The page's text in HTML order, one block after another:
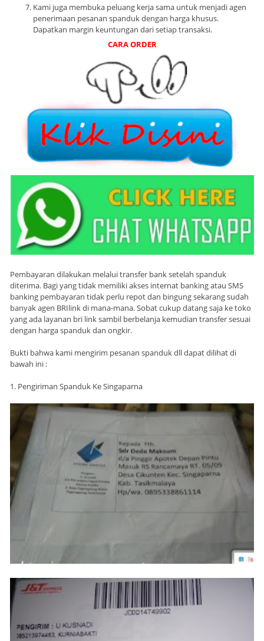
Kami juga membuka peluang kerja sama untuk menjadi agen
penerimaan pesanan spanduk dengan harga khusus.
Dapatkan margin keuntungan dari setiap transaksi.
CARA ORDER
Pembayaran dilakukan melalui transfer bank setelah spanduk
diterima. Bagi yang tidak memiliki akses internat banking atau SMS
banking pembayaran tidak perlu repot dan bingung sekarang sudah
banyak agen BRIlink di mana-mana. Sobat cukup datang saja ke toko
yang ada layanan bri link sambil berbelanja kemudian transfer sesuai
dengan harga spanduk dan ongkir.
Bukti bahwa kami mengirim pesanan spanduk dll dapat dilihat di
bawah ini :
1. Pengiriman Spanduk Ke Singaparna